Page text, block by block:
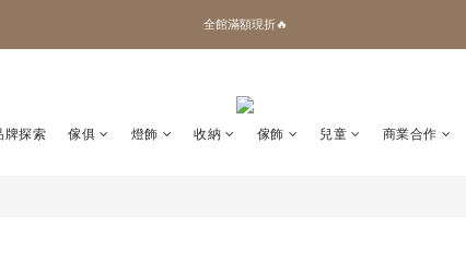
✨加入會員 即領100購物金🎫
牌探索 傢俱 燈飾 收納 傢飾 兒童 商業合作